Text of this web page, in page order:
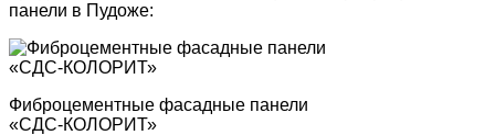
панели в Пудоже:
Фиброцементные фасадные панели
«СДС-КОЛОРИТ»